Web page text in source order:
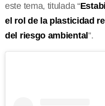
este tema, titulada “
el rol de la plasticidad
del riesgo ambiental”.